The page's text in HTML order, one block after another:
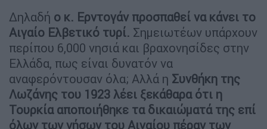
Δηλαδή ο κ. Ερντογάν προσπαθεί να κάνει το
Αιγαίο Ελβετικό τυρί. Σημειωτέων υπάρχουν
περίπου 6,000 νησιά και βραχονησίδες στην
Ελλάδα, πως είναι δυνατόν να
αναφερόντουσαν όλα; Αλλά η Συνθήκη της
Λωζάνης του 1923 λέει ξεκάθαρα ότι η
Τουρκία αποποιήθηκε τα δικαιώματά της επί
όλων των νήσων του Αιγαίου πέραν των